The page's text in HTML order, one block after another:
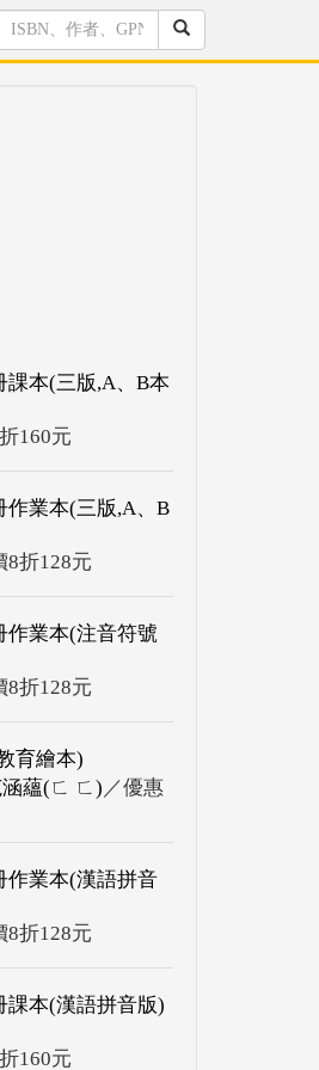
課本(三版,A、B本
160元
作業本(三版,A、B
8折128元
作業本(注音符號
8折128元
育繪本)
蘊(ㄈ ㄈ) ／優惠
作業本(漢語拼音
8折128元
課本(漢語拼音版)
160元